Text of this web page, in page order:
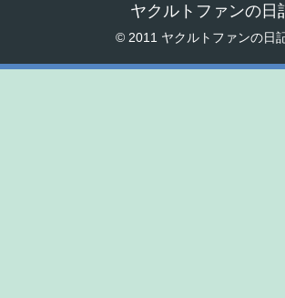
ヤクルトファンの日
© 2011 ヤクルトファンの日